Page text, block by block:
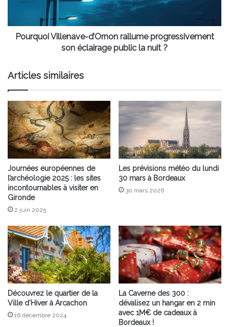
la
nuitPourquoi Villenave-d’Ornon rallume progressivement
son éclairage public la nuit ?
Articles similaires
Journées européennes de
l’archéologie 2025 : les sites
incontournables à visiter en
Gironde
2 juin 2025
Les prévisions météo du lundi
30 mars à Bordeaux
30 mars 2026
Découvrez le quartier de la
Ville d’Hiver à Arcachon
16 décembre 2024
La Caverne des 300 :
dévalisez un hangar en 2 min
avec 1M€ de cadeaux à
Bordeaux !